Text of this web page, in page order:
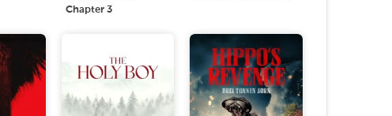
Chapter 3